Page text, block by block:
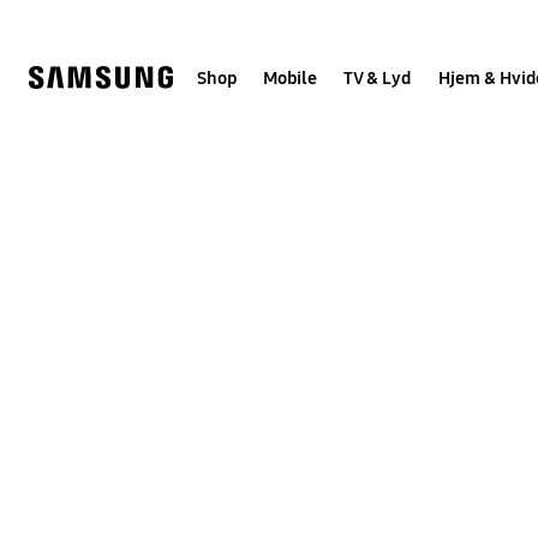
Shop Mobile TV & Lyd Hjem &